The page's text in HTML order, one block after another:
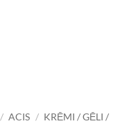
/ ACIS / KRĒMI / GĒLI /